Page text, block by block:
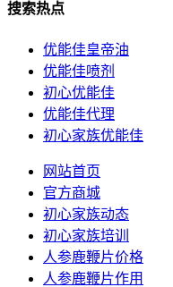
搜索热点
优能佳皇帝油
优能佳喷剂
初心优能佳
优能佳代理
初心家族优能佳
网站首页
官方商城
初心家族动态
初心家族培训
人参鹿鞭片价格
人参鹿鞭片作用